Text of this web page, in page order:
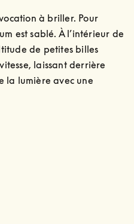
à briller. Pour
est sablé. À l’intérieur de
de petites billes
laissant derrière
la lumière avec une